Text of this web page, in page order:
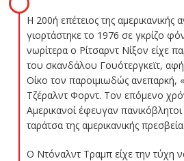
Η 200ή επέτειος της αμερικανικής
γιορτάστηκε το 1976 σε γκρίζο
νωρίτερα ο Ρίτσαρντ Νίξον είχε
του σκανδάλου Γουότεργκεϊτ,
Οίκο τον παροιμιωδώς ανεπαρκή,
Τζέραλντ Φορντ. Τον επόμενο
Αμερικανοί έφευγαν
ταράτσα της αμερικανικής
Ο Ντόναλντ Τραμπ είχε την τύχη